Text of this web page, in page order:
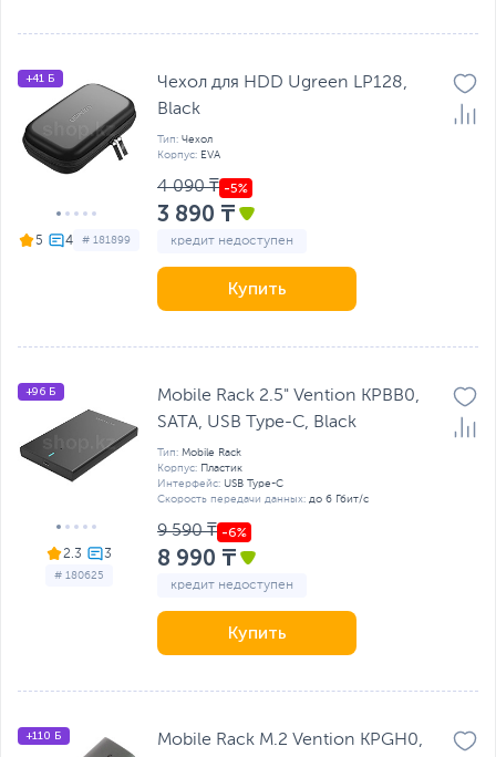
5 # 181899
+41 Б
Чехол для HDD Ugreen LP128,
Black
Тип: Чехол
Корпус: EVA
4 090 ₸
3 890 ₸
кредит недоступен
Купить
2.3
# 180625
+96 Б
Mobile Rack 2.5" Vention KPBB0,
SATA, USB Type-C, Black
Тип: Mobile Rack
Корпус: Пластик
Интерфейс: USB Type-C
Скорость передачи данных: до 6 Гбит/с
9 590 ₸
8 990 ₸
кредит недоступен
Купить
+110 Б
Mobile Rack M.2 Vention KPGH0,